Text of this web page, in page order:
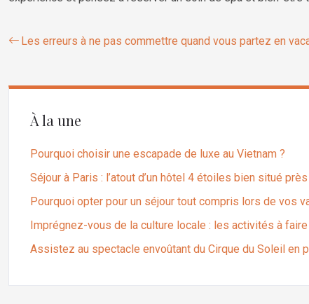
Les erreurs à ne pas commettre quand vous partez en
À la une
Pourquoi choisir une escapade de luxe au Vietnam ?
Séjour à Paris : l’atout d’un hôtel 4 étoiles bien situé près
Pourquoi opter pour un séjour tout compris lors de vos
Imprégnez-vous de la culture locale : les activités à
Assistez au spectacle envoûtant du Cirque du Soleil en